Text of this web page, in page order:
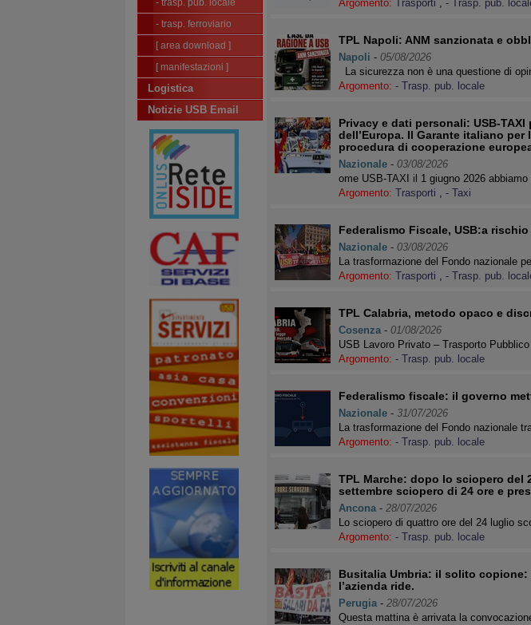
- trasp. pub. locale
- trasp. ferroviario
[ area download ]
[ manifestazioni ]
Logistica
Notizie USB Email
Argomento: Trasporti , - Trasp. pub.
TPL Napoli: ANM sanzionata e
Napoli - 05/08/2026
La sicurezza non è una questione di
Argomento: - Trasp. pub. locale
Privacy e dati personali: USB-
dell’Europa. Il Garante italiano
procedura di cooperazione
Nazionale- 03/08/2026
ome USB-TAXI il 1 giugno 2026
Argomento: Trasporti , - Taxi
Federalismo Fiscale, USB:a
Nazionale- 03/08/2026
La trasformazione del Fondo nazionale
Argomento: Trasporti , - Trasp. pub.
TPL Calabria, metodo opaco e
Cosenza- 01/08/2026
USB Lavoro Privato – Trasporto
Argomento: - Trasp. pub. locale
Federalismo fiscale: il governo
Nazionale- 31/07/2026
La trasformazione del Fondo nazionale
Argomento: - Trasp. pub. locale
TPL Marche: dopo lo sciopero del
settembre sciopero di 24 ore e
Ancona- 28/07/2026
Lo sciopero di quattro ore del 24 luglio
Argomento: - Trasp. pub. locale
Busitalia Umbria: il solito copione:
l’azienda ride.
Perugia- 28/07/2026
Questa mattina è arrivata la